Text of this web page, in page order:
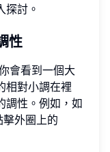
探討。
性
會看到一個大
相對小調在裡
調性。例如，如
外圈上的